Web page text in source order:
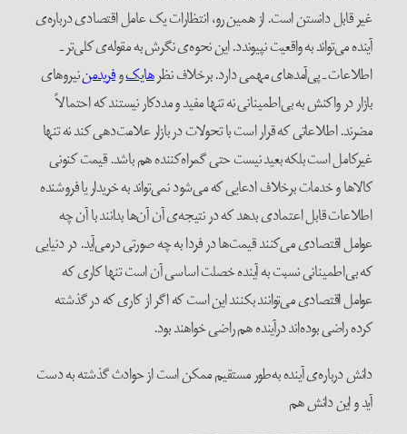
غیر قابل دانستن است. از همین رو، انتظارات یک عامل اقتصادی درباره‌ی
آینده می‌تواند به واقعیت نپیوندد. این نحوه‌ی نگرش به مقوله‌ی کلی‌تر ـ
اطلاعات ـ پی‌آمدهای مهمی دارد. برخلاف نظر‌هایکوفریدمننیروهای
بازار در واکنش به بی‌اطمینانی نه تنها مفید و مددکار نیستند که احتمالاً
مضرند. اطلاعاتی که قرار است با تحولات در بازار علامت‌دهی کند نه تنها
غیرکامل است بلکه بعید نیست حتی گمراه‌کننده هم باشد. قیمت کنونی
کالاها و خدمات برخلاف ادعایی که می‌شود نمی‌تواند به خریدار یا فروشنده
اطلاعات قابل اعتمادی بدهد که در نتیجه‌ی آن آن‌ها بدانند با آن چه
عوامل اقتصادی می‌کنند قیمت‌ها در فردا به چه صورتی درمی‌آید. در دنیایی
که بی‌اطمینانی نسبت به آینده خصلت اساسی آن است تنها کاری که
عوامل اقتصادی می‌توانند بکنند این است که اگر از کاری که در گذشته
کرده راضی بوده‌اند درآینده هم راضی خواهند بود.
دانش درباره‌ی آینده به‌طور مستقیم ممکن است از حوادث گذشته به دست
آید و این دانش هم